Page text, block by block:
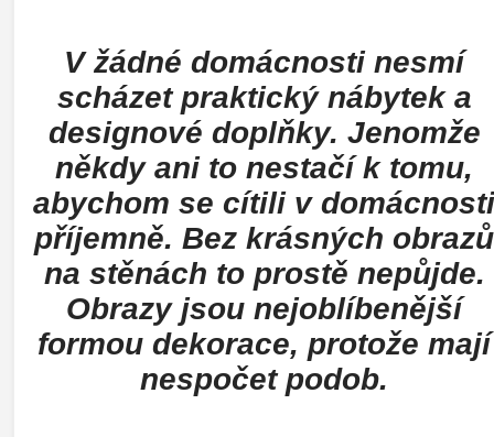
V žádné domácnosti nesmí
scházet praktický nábytek a
designové doplňky. Jenomže
někdy ani to nestačí k tomu,
abychom se cítili v
příjemně. Bez krásných obrazů
na stěnách to prostě nepůjde.
Obrazy jsou nejoblíbenější
formou dekorace, protože mají
nespočet podob.